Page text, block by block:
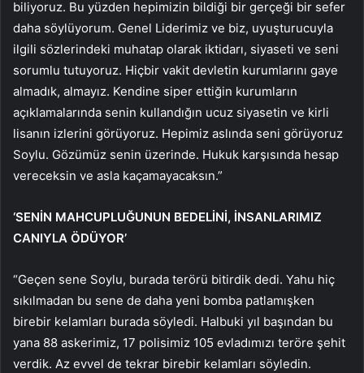
biliyoruz. Bu yüzden hepimizin bildiği bir gerçeği bir sefer
daha söylüyorum. Genel Liderimiz ve biz, uyuşturucuyla
ilgili sözlerindeki muhatap olarak iktidarı, siyaseti ve seni
sorumlu tutuyoruz. Hiçbir vakit devletin kurumlarını gaye
almadık, almayız. Kendine siper ettiğin kurumların
açıklamalarında senin kullandığın ucuz siyasetin ve kirli
lisanın izlerini görüyoruz. Hepimiz aslında seni görüyoruz
Soylu. Gözümüz senin üzerinde. Hukuk karşısında hesap
vereceksin ve asla kaçamayacaksın.”
‘SENİN MAHCUPLUĞUNUN BEDELİNİ, İNSANLARIMIZ
CANIYLA ÖDÜYOR’
“Geçen sene Soylu, burada terörü bitirdik dedi. Yahu hiç
sıkılmadan bu sene de daha yeni bomba patlamışken
birebir kelamları burada söyledi. Halbuki yıl başından bu
yana 88 askerimiz, 17 polisimiz 105 evladımızı teröre şehit
verdik. Az evvel de tekrar birebir kelamları söyledin.